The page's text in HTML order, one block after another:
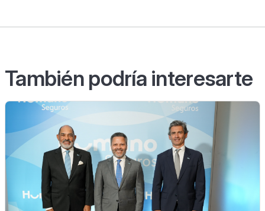
También podría interesarte